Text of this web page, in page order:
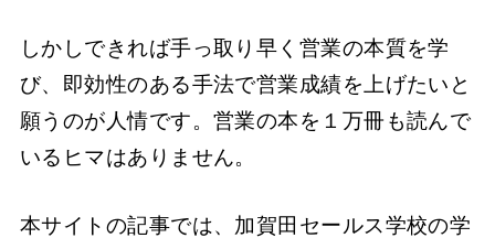
しかしできれば手っ取り早く営業の本質を学
び、即効性のある手法で営業成績を上げたいと
願うのが人情です。営業の本を１万冊も読んで
いるヒマはありません。
本サイトの記事では、加賀田セールス学校の学